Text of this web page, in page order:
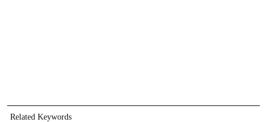
Related Keywords